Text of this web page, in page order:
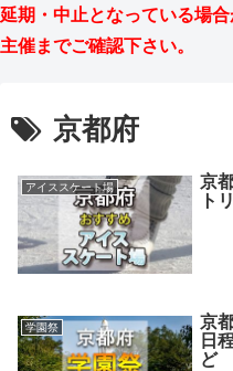
延期・中止となっている場
主催までご確認下さい。
京都府
アイススケート場
京
ト
学園祭
京
日
ど